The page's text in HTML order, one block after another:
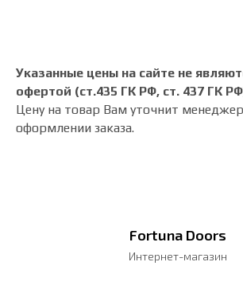
Указанные цены на сайте не
офертой (ст.435 ГК РФ, cт. 437 ГК
Цену на товар Вам уточнит
оформлении заказа.
Fortuna Doors
Интернет-магазин